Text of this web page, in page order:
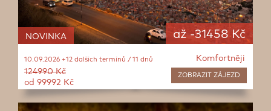
NOVINKA až -31458 Kč
Komfortněji
ZOBRAZIT ZÁJEZD
10.09.2026 +12 dalších termínů / 11 dnů
124990 Kč
od 99992 Kč